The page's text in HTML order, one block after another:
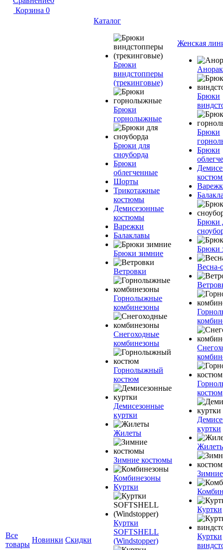
Корзина 0
Все
товары
Новинки Скидки
Каталог
Брюки
виндстопперы
(трекинговые)
Брюки
горнолыжные
Брюки для
сноуборда
Брюки
облегченные
Шорты
Трикотажные
костюмы
Демисезонные
костюмы
Варежки
Балаклавы
Брюки зимние
Ветровки
Горнолыжные
комбинезоны
Снегоходные
комбинезоны
Горнолыжный
костюм
Демисезонные
куртки
Жилеты
Зимние костюмы
Комбинезоны
Куртки
Куртки
SOFTSHELL
(Windstopper)
Женская
Брюки
Брюки
Брюки
Брюки
Брюки
Весна-
костюм
куртки
Куртки
Куртки